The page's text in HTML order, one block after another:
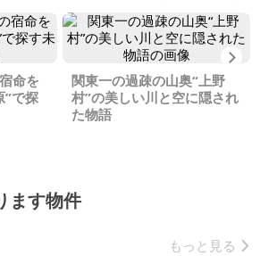
命を
”で探
関東一の過疎の山奥“上野
村”の美しい川と空に隠され
た物語
ます物件
もっと見る